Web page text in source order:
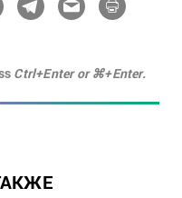
Ctrl+Enter or ⌘+Enter.